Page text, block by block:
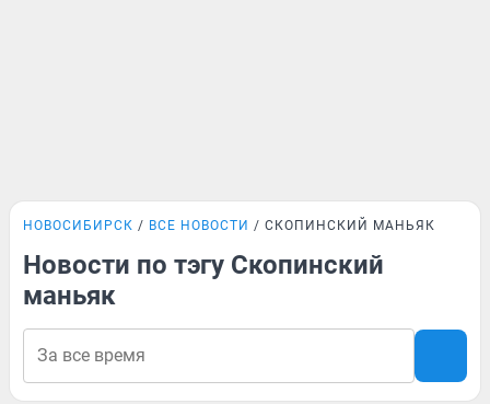
НОВОСИБИРСК ВСЕ НОВОСТИ СКОПИНСКИЙ МАНЬЯК
Новости по тэгу Скопинский
маньяк